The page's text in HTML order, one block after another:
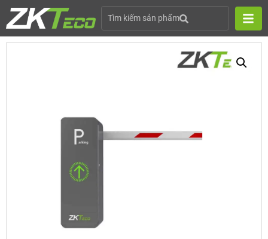
Tìm kiếm sản phẩm